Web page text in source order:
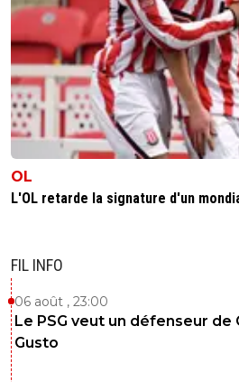
OL
L'OL retarde la signature d'un
FIL INFO
06 août , 23:00
Le PSG veut un défenseur
Gusto